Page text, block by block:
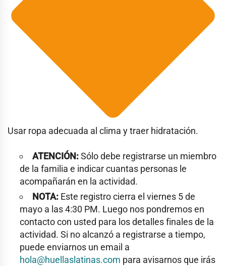
Usar ropa adecuada al clima y traer hidratación.
ATENCIÓN:Sólo debe registrarse un miembro
de la familia e indicar cuantas personas le
acompañarán en la actividad.
NOTA: Este registro cierra el viernes 5 de
mayo a las 4:30 PM. Luego nos pondremos en
contacto con usted para los detalles finales de la
actividad. Si no alcanzó a registrarse a tiempo,
puede enviarnos un email a
hola@huellaslatinas.com para avisarnos que irás